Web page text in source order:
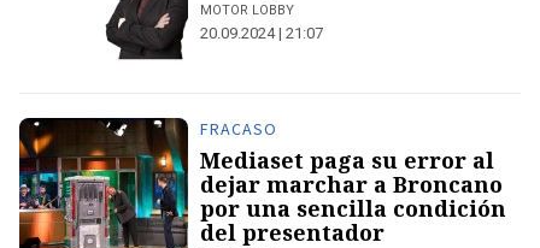
MOTOR LOBBY
20.09.2024 | 21:07
FRACASO
Mediaset paga su error al
dejar marchar a Broncano
por una sencilla condición
del presentador